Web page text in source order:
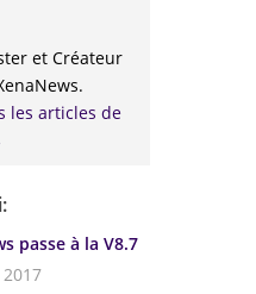
et Créateur
les articles de
passe à la V8.7